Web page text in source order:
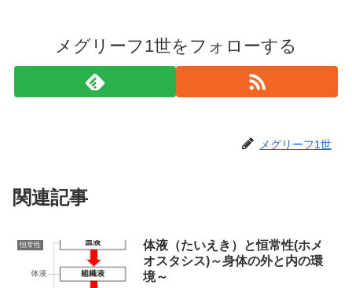
メグリーフ1世をフォローする
メグリーフ1世
関連記事
恒常性
体液（たいえき）と恒常性(ホメ
オスタシス)～身体の外と内の環
境～